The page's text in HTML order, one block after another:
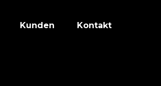
Kunden Kontakt